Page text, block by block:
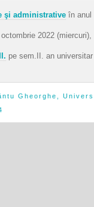
şi administrative în anul
2022
pe sem.II. an
Gheorghe,